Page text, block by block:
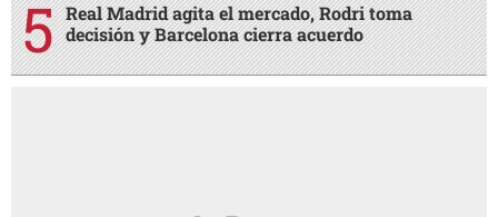
Real Madrid agita el mercado, Rodri toma
decisión y Barcelona cierra acuerdo